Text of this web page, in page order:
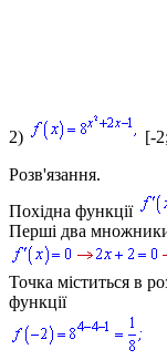
2)
[-
Розв'язання.
Похідна функції
Перші два
Точка міститься в
функції